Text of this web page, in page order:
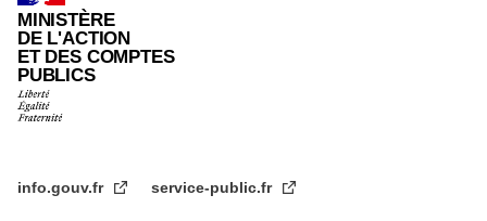
MINISTÈRE
DE L'ACTION
ET DES COMPTES
PUBLICS
info.gouv.fr service-public.fr